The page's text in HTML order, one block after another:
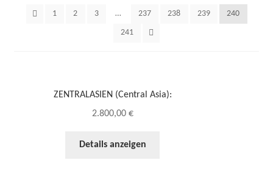
1 2 3 … 237 238 239 240
241
ZENTRALASIEN (Central Asia):
2.800,00 €
Details anzeigen